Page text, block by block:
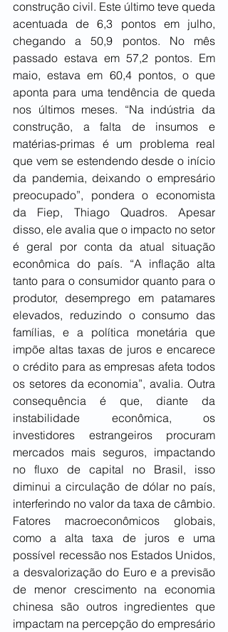
construção civil. Este último teve queda
acentuada de 6,3 pontos em julho,
chegando a 50,9 pontos. No mês
passado estava em 57,2 pontos. Em
maio, estava em 60,4 pontos, o que
aponta para uma tendência de queda
nos últimos meses. “Na indústria da
construção, a falta de insumos e
matérias-primas é um problema real
que vem se estendendo desde o início
da pandemia, deixando o empresário
preocupado”, pondera o economista
da Fiep, Thiago Quadros. Apesar
disso, ele avalia que o impacto no setor
é geral por conta da atual situação
econômica do país. “A inflação alta
tanto para o consumidor quanto para o
produtor, desemprego em patamares
elevados, reduzindo o consumo das
famílias, e a política monetária que
impõe altas taxas de juros e encarece
o crédito para as empresas afeta todos
os setores da economia”, avalia. Outra
consequência é que, diante da
instabilidade econômica, os
investidores estrangeiros procuram
mercados mais seguros, impactando
no fluxo de capital no Brasil, isso
diminui a circulação de dólar no país,
interferindo no valor da taxa de câmbio.
Fatores macroeconômicos globais,
como a alta taxa de juros e uma
possível recessão nos Estados Unidos,
a desvalorização do Euro e a previsão
de menor crescimento na economia
chinesa são outros ingredientes que
impactam na percepção do empresário